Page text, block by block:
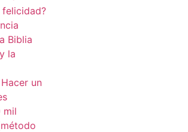
Biblia
la
un
mil